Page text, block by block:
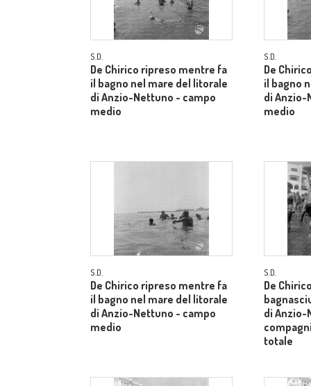
S.D.
De Chirico ripreso mentre fa
il bagno nel mare del litorale
di Anzio-Nettuno - campo
medio
S.D.
De
il bagno
di Anzio-
medio
S.D.
De Chirico ripreso mentre fa
il bagno nel mare del litorale
di Anzio-Nettuno - campo
medio
S.D.
De
di Anzio-
totale